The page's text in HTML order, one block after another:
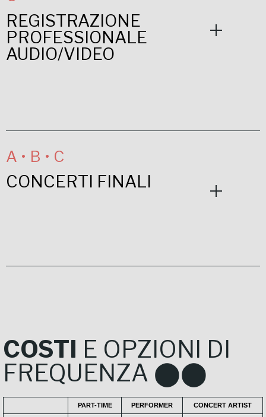
REGISTRAZIONE
PROFESSIONALE
AUDIO/VIDEO
A • B • C
CONCERTI FINALI
COSTI E OPZIONI DI
FREQUENZA ⬤⬤
PART-TIME PERFORMER CONCERT ARTIST